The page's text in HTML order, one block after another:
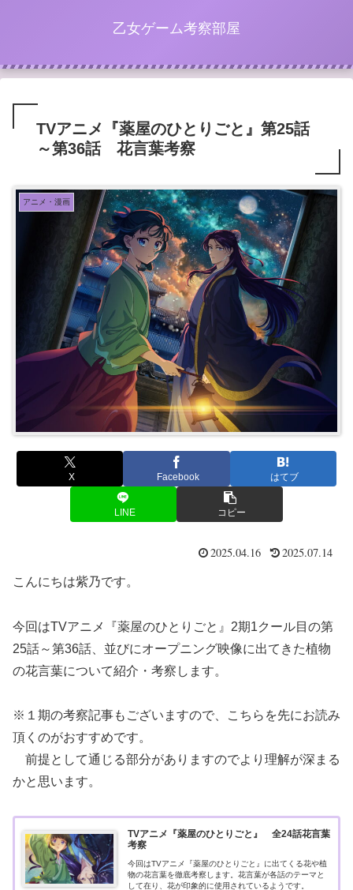
乙女ゲーム考察部屋
TVアニメ『薬屋のひとりごと』第25話
～第36話 花言葉考察
アニメ・漫画
X Facebook はてブ
LINE コピー
2025.04.16 2025.07.14
こんにちは紫乃です。
今回はTVアニメ『薬屋のひとりごと』2期1クール目の第
25話～第36話、並びにオープニング映像に出てきた植物
の花言葉について紹介・考察します。
※１期の考察記事もございますので、こちらを先にお読み
頂くのがおすすめです。
前提として通じる部分がありますのでより理解が深まる
かと思います。
TVアニメ『薬屋のひとりごと』 全24話花言葉
考察
今回はTVアニメ『薬屋のひとりごと』に出てくる花や植
物の花言葉を徹底考察します。花言葉が各話のテーマと
して在り、花が印象的に使用されているようです。